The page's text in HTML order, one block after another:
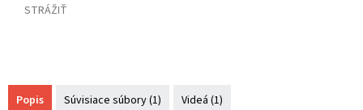
STRÁŽIŤ
Popis Súvisiace súbory (1) Videá (1)